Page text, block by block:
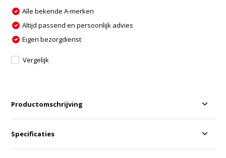
Alle bekende A-merken
Altijd passend en persoonlijk advies
Eigen bezorgdienst
Vergelijk
Productomschrijving
Specificaties